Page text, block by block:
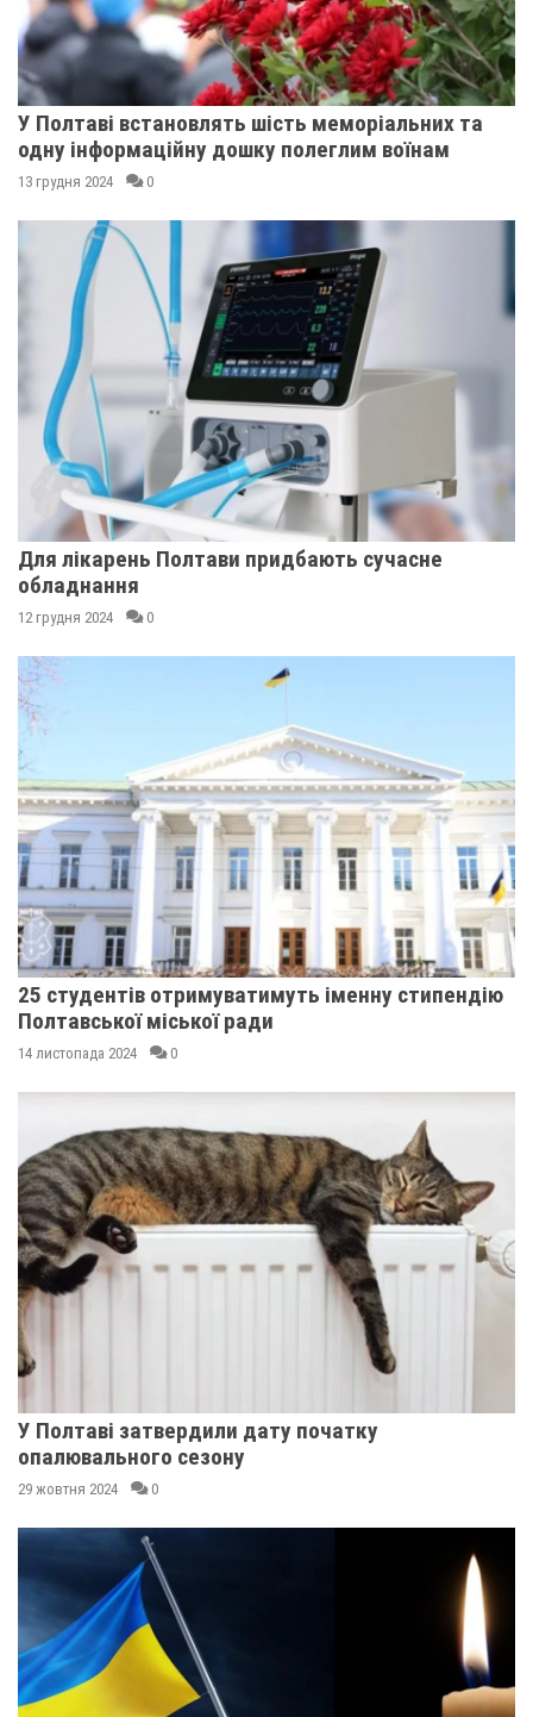
У Полтаві встановлять шість меморіальних та
одну інформаційну дошку полеглим воїнам
13 грудня 2024 0
Для лікарень Полтави придбають сучасне
обладнання
12 грудня 2024 0
25 студентів отримуватимуть іменну стипендію
Полтавської міської ради
14 листопада 2024 0
У Полтаві затвердили дату початку
опалювального сезону
29 жовтня 2024 0